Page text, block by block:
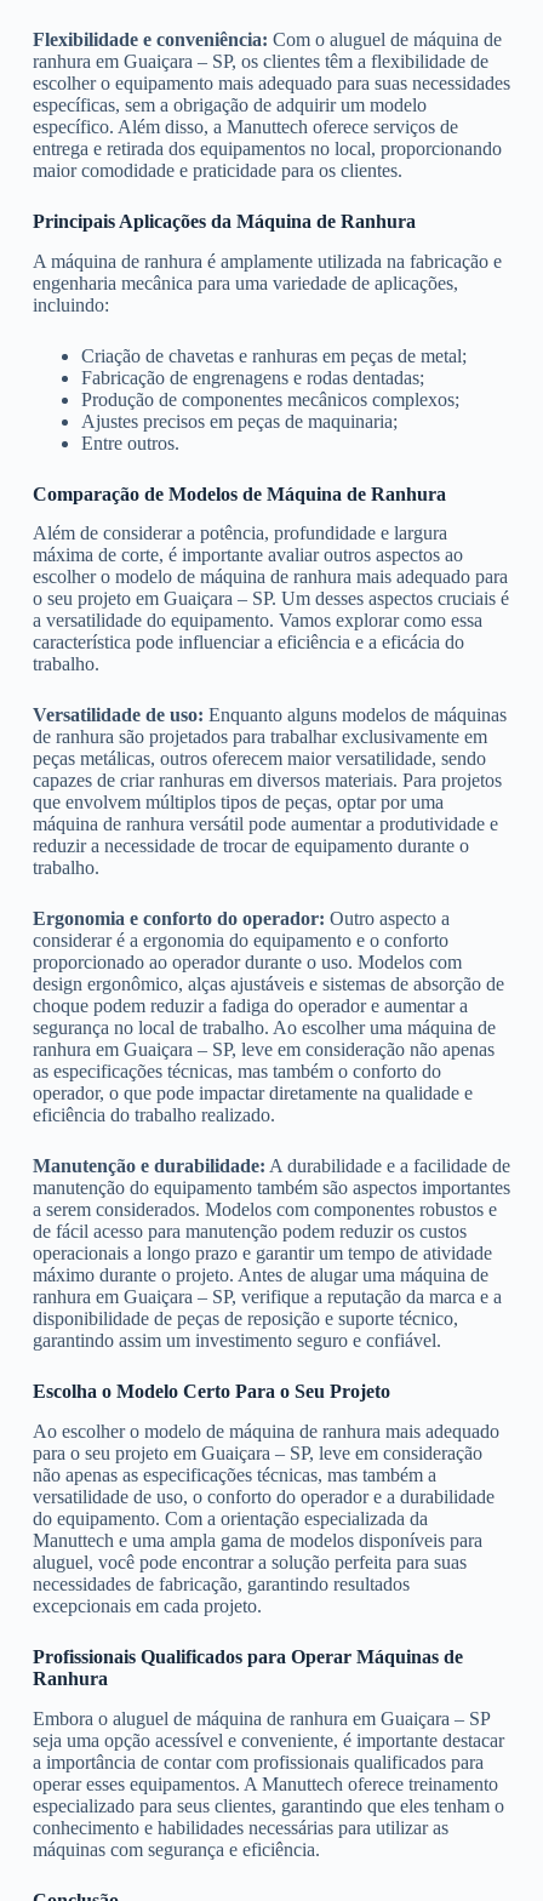
Flexibilidade e conveniência: Com o aluguel de máquina de
ranhura em Guaiçara – SP, os clientes têm a flexibilidade de
escolher o equipamento mais adequado para suas necessidades
específicas, sem a obrigação de adquirir um modelo
específico. Além disso, a Manuttech oferece serviços de
entrega e retirada dos equipamentos no local, proporcionando
maior comodidade e praticidade para os clientes.
Principais Aplicações da Máquina de Ranhura
A máquina de ranhura é amplamente utilizada na fabricação e
engenharia mecânica para uma variedade de aplicações,
incluindo:
Criação de chavetas e ranhuras em peças de metal;
Fabricação de engrenagens e rodas dentadas;
Produção de componentes mecânicos complexos;
Ajustes precisos em peças de maquinaria;
Entre outros.
Comparação de Modelos de Máquina de Ranhura
Além de considerar a potência, profundidade e largura
máxima de corte, é importante avaliar outros aspectos ao
escolher o modelo de máquina de ranhura mais adequado para
o seu projeto em Guaiçara – SP. Um desses aspectos cruciais é
a versatilidade do equipamento. Vamos explorar como essa
característica pode influenciar a eficiência e a eficácia do
trabalho.
Versatilidade de uso: Enquanto alguns modelos de máquinas
de ranhura são projetados para trabalhar exclusivamente em
peças metálicas, outros oferecem maior versatilidade, sendo
capazes de criar ranhuras em diversos materiais. Para projetos
que envolvem múltiplos tipos de peças, optar por uma
máquina de ranhura versátil pode aumentar a produtividade e
reduzir a necessidade de trocar de equipamento durante o
trabalho.
Ergonomia e conforto do operador: Outro aspecto a
considerar é a ergonomia do equipamento e o conforto
proporcionado ao operador durante o uso. Modelos com
design ergonômico, alças ajustáveis e sistemas de absorção de
choque podem reduzir a fadiga do operador e aumentar a
segurança no local de trabalho. Ao escolher uma máquina de
ranhura em Guaiçara – SP, leve em consideração não apenas
as especificações técnicas, mas também o conforto do
operador, o que pode impactar diretamente na qualidade e
eficiência do trabalho realizado.
Manutenção e durabilidade: A durabilidade e a facilidade de
manutenção do equipamento também são aspectos importantes
a serem considerados. Modelos com componentes robustos e
de fácil acesso para manutenção podem reduzir os custos
operacionais a longo prazo e garantir um tempo de atividade
máximo durante o projeto. Antes de alugar uma máquina de
ranhura em Guaiçara – SP, verifique a reputação da marca e a
disponibilidade de peças de reposição e suporte técnico,
garantindo assim um investimento seguro e confiável.
Escolha o Modelo Certo Para o Seu Projeto
Ao escolher o modelo de máquina de ranhura mais adequado
para o seu projeto em Guaiçara – SP, leve em consideração
não apenas as especificações técnicas, mas também a
versatilidade de uso, o conforto do operador e a durabilidade
do equipamento. Com a orientação especializada da
Manuttech e uma ampla gama de modelos disponíveis para
aluguel, você pode encontrar a solução perfeita para suas
necessidades de fabricação, garantindo resultados
excepcionais em cada projeto.
Profissionais Qualificados para Operar Máquinas de
Ranhura
Embora o aluguel de máquina de ranhura em Guaiçara – SP
seja uma opção acessível e conveniente, é importante destacar
a importância de contar com profissionais qualificados para
operar esses equipamentos. A Manuttech oferece treinamento
especializado para seus clientes, garantindo que eles tenham o
conhecimento e habilidades necessárias para utilizar as
máquinas com segurança e eficiência.